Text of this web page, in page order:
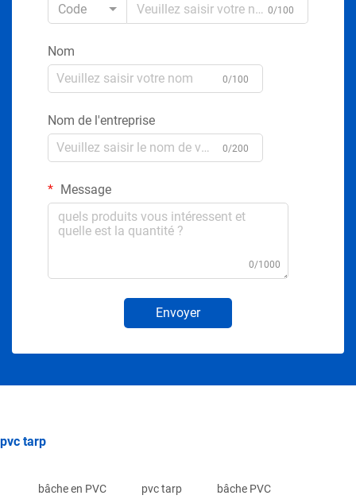
Code
0/100
Nom
0/100
Nom de l'entreprise
0/200
Message
0/1000
Envoyer
pvc tarp
bâche en PVC pvc tarp bâche PVC